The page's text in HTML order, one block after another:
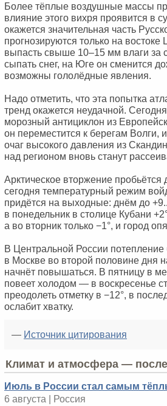
Более тёплые воздушные массы
влияние этого вихря проявится в
окажется значительная часть
прогнозируются только на
выпасть свыше 10–15 мм влаги за
сыпать снег, на Юге он сменится
возможны гололёдные явления.
Надо отметить, что эта попытка
тренд окажется неудачной.
морозный антициклон из
он переместится к берегам Волги,
очаг высокого давления из
над регионом вновь станут
Арктическое вторжение
сегодня температурный режим
придётся на выходные: днём до
в понедельник в столице Кубани
а во вторник только −1°, и город
В Центральной России
в Москве во второй половине дня
начнёт повышаться. В пятницу в
повеет холодом — в воскресенье
преодолеть отметку в −12°, в
ослабит хватку.
— Источник цитирования
Климат и атмосфера —
Июль в России стал самым
6 августа | Россия